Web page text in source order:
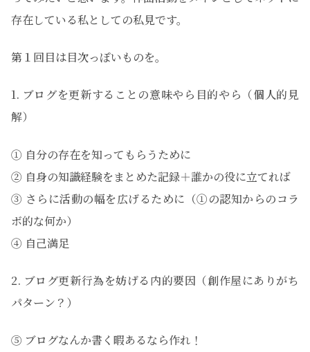
存在している私としての私見です。
第１回目は目次っぽいものを。
1. ブログを更新することの意味やら目的やら（個人的見
解）
① 自分の存在を知ってもらうために
② 自身の知識経験をまとめた記録＋誰かの役に立てれば
③ さらに活動の幅を広げるために（①の認知からのコラ
ボ的な何か）
④ 自己満足
2. ブログ更新行為を妨げる内的要因（創作屋にありがち
パターン？）
⑤ ブログなんか書く暇あるなら作れ！